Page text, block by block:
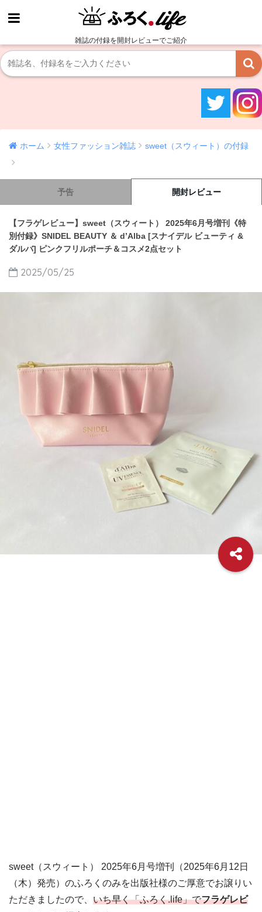
雑誌の付録を開封レビューでご紹介
ホーム 女性ファッション雑誌 sweet（スウィート）の付録
予告 開封レビュー
【フラゲレビュー】sweet（スウィート） 2025年6月号増刊《特
別付録》SNIDEL BEAUTY ＆ d’Alba [スナイデル ビューティ &
ダルバ] ピンクフリルポーチ＆コスメ2点セット
2025/05/25
sweet（スウィート） 2025年6月号増刊（2025年6月12日
（木）発売）のふろくのみを出版社様のご厚意でお譲りい
ただきましたので、 いち早く「ふろく.life」でフラゲレビ